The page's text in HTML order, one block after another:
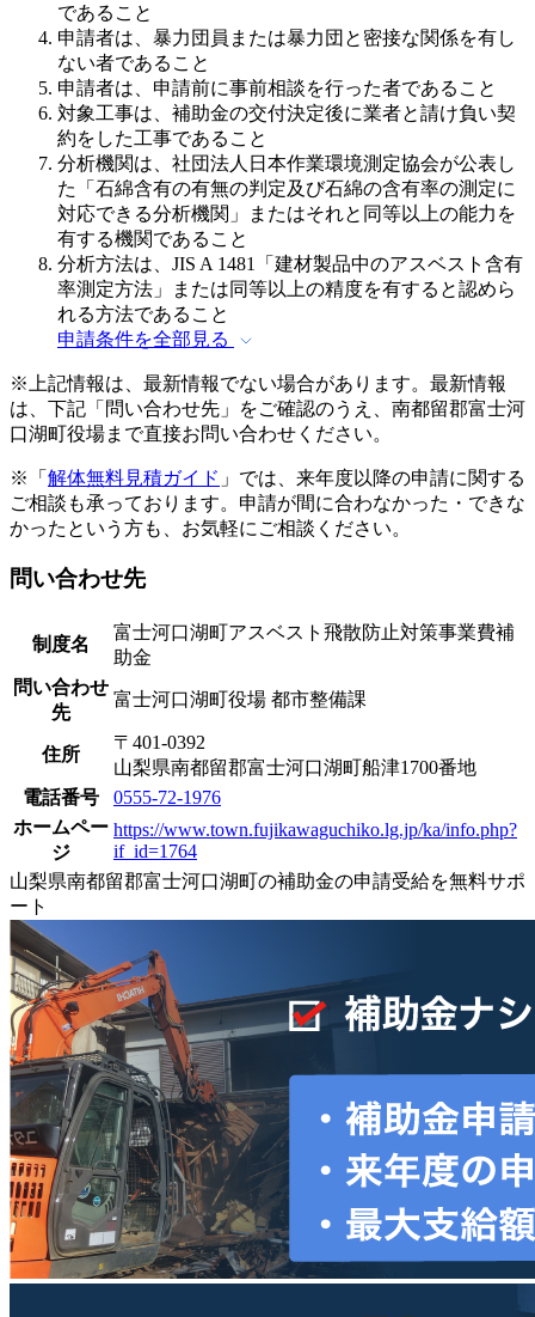
であること
申請者は、暴力団員または暴力団と密接な関係を有し
ない者であること
申請者は、申請前に事前相談を行った者であること
対象工事は、補助金の交付決定後に業者と請け負い契
約をした工事であること
分析機関は、社団法人日本作業環境測定協会が公表し
た「石綿含有の有無の判定及び石綿の含有率の測定に
対応できる分析機関」またはそれと同等以上の能力を
有する機関であること
分析方法は、JIS A 1481「建材製品中のアスベスト含有
率測定方法」または同等以上の精度を有すると認めら
れる方法であること
申請条件を全部見る
※上記情報は、最新情報でない場合があります。最新情報
は、下記「問い合わせ先」をご確認のうえ、南都留郡富士河
口湖町役場まで直接お問い合わせください。
※「 解体無料見積ガイド 」では、来年度以降の申請に関する
ご相談も承っております。申請が間に合わなかった・できな
かったという方も、お気軽にご相談ください。
問い合わせ先
制度名
富士河口湖町アスベスト飛散防止対策事業費補
助金
問い合わせ
先
富士河口湖町役場 都市整備課
住所
〒401-0392
山梨県南都留郡富士河口湖町船津1700番地
電話番号
0555-72-1976
ホームペー
ジ
https://www.town.fujikawaguchiko.lg.jp/ka/info.php?
if_id=1764
山梨県南都留郡富士河口湖町の補助金の申請受給を無料サポ
ート